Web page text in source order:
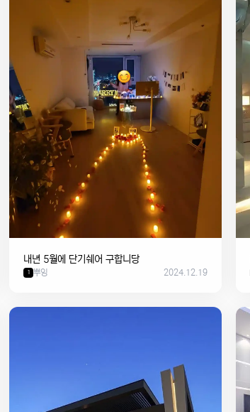
내년 5월에 단기쉐어 구합니당
1 뿌잉 2024.12.19